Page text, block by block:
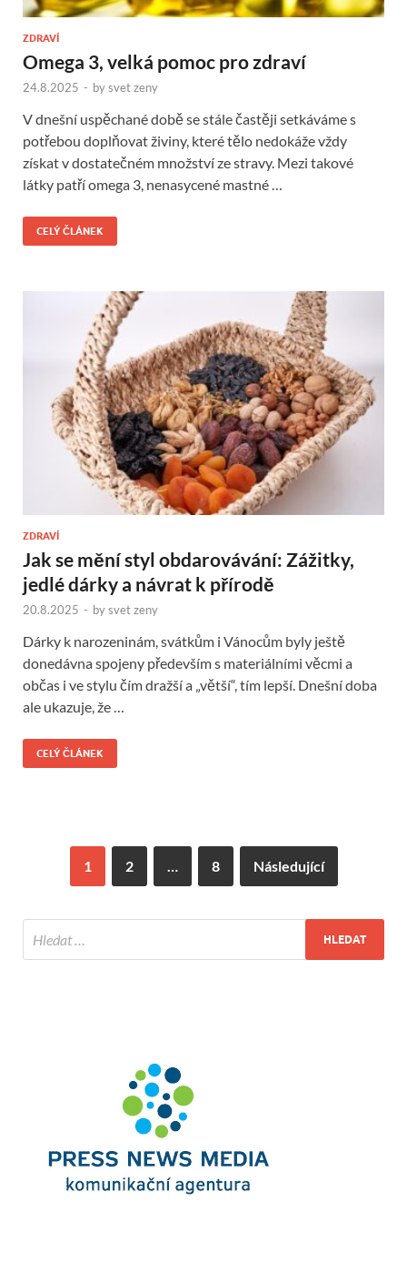
ZDRAVÍ
Omega 3, velká pomoc pro zdraví
24.8.2025 - bysvet zeny
V dnešní uspěchané době se stále častěji setkáváme s
potřebou doplňovat živiny, které tělo nedokáže vždy
získat v dostatečném množství ze stravy. Mezi takové
látky patří omega 3, nenasycené mastné …
CELÝ ČLÁNEK
ZDRAVÍ
Jak se mění styl obdarovávání: Zážitky,
jedlé dárky a návrat k přírodě
20.8.2025 - bysvet zeny
Dárky k narozeninám, svátkům i Vánocům byly ještě
donedávna spojeny především s materiálními věcmi a
občas i ve stylu čím dražší a „větší“, tím lepší. Dnešní doba
ale ukazuje, že …
CELÝ ČLÁNEK
1 2 … 8 Následující